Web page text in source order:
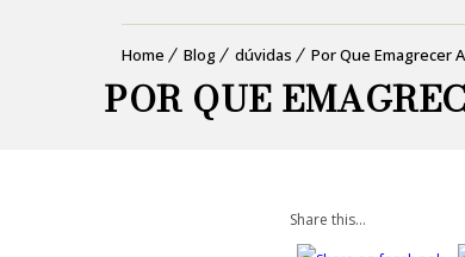
Home Blog dúvidas Por Que Emagrecer
POR QUE
Share this...